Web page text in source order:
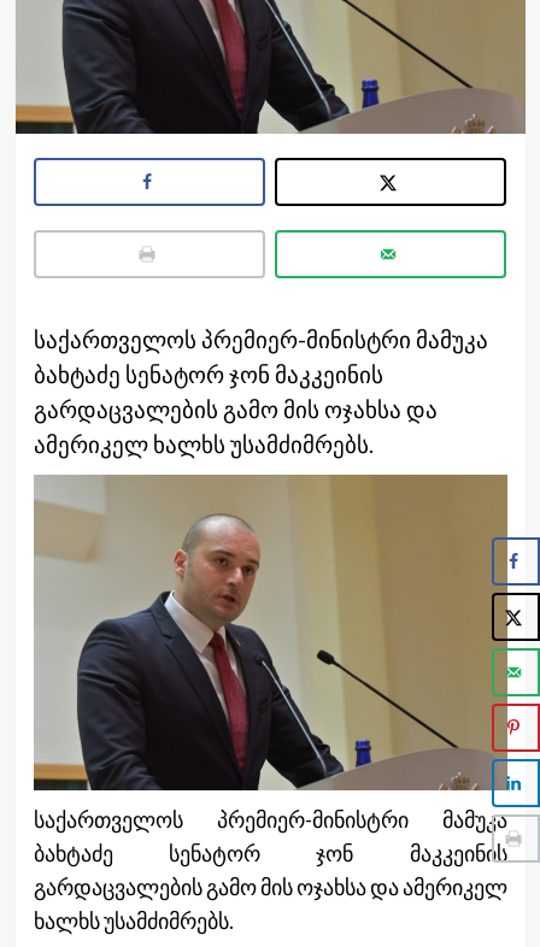
საქართველოს პრემიერ-მინისტრი მამუკა
ბახტაძე სენატორ ჯონ მაკკეინის
გარდაცვალების გამო მის ოჯახსა და
ამერიკელ ხალხს უსამძიმრებს.
საქართველოს პრემიერ-მინისტრი მამუკა
ბახტაძე სენატორ ჯონ მაკკეინის
გარდაცვალების გამო მის ოჯახსა და ამერიკელ
ხალხს უსამძიმრებს.